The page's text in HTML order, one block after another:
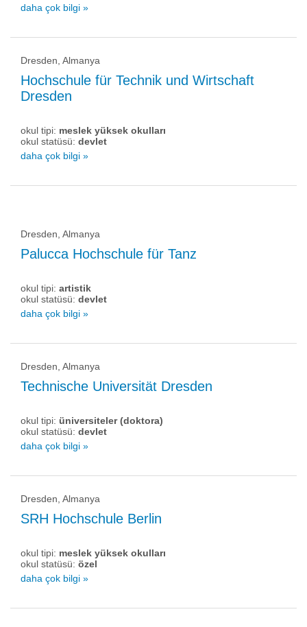
daha çok bilgi »
Dresden, Almanya
Hochschule für Technik und Wirtschaft
Dresden
okul tipi: meslek yüksek okulları
okul statüsü: devlet
daha çok bilgi »
Dresden, Almanya
Palucca Hochschule für Tanz
okul tipi: artistik
okul statüsü: devlet
daha çok bilgi »
Dresden, Almanya
Technische Universität Dresden
okul tipi: üniversiteler (doktora)
okul statüsü: devlet
daha çok bilgi »
Dresden, Almanya
SRH Hochschule Berlin
okul tipi: meslek yüksek okulları
okul statüsü: özel
daha çok bilgi »